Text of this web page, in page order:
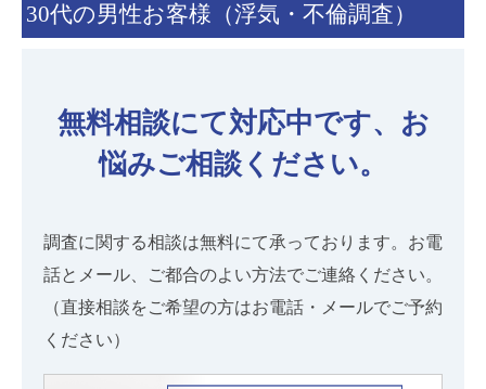
30代の男性お客様（浮気・不倫調査）
無料相談にて対応中です、お
悩みご相談ください。
調査に関する相談は無料にて承っております。お電
話とメール、ご都合のよい方法でご連絡ください。
（直接相談をご希望の方はお電話・メールでご予約
ください）